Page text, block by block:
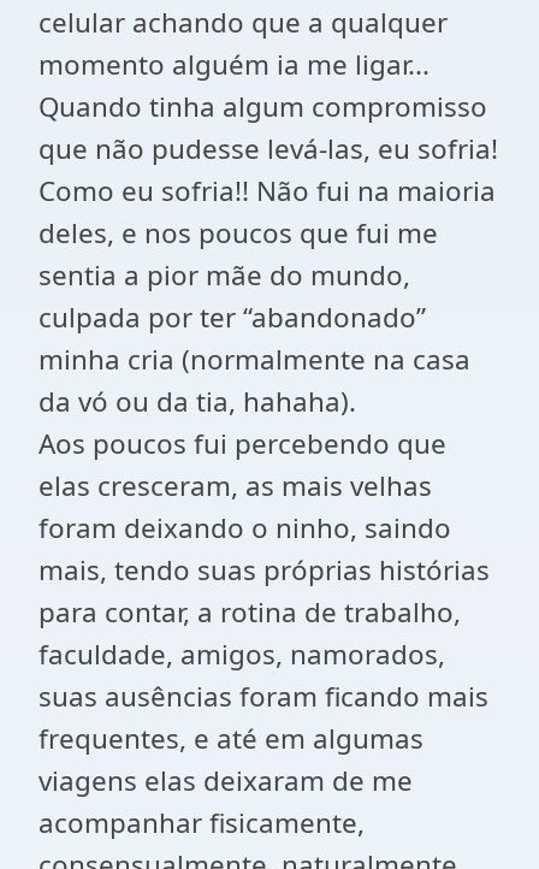
celular achando que a qualquer
momento alguém ia me ligar...
Quando tinha algum compromisso
que não pudesse levá-las, eu sofria!
Como eu sofria!! Não fui na maioria
deles, e nos poucos que fui me
sentia a pior mãe do mundo,
culpada por ter “abandonado”
minha cria (normalmente na casa
da vó ou da tia, hahaha).
Aos poucos fui percebendo que
elas cresceram, as mais velhas
foram deixando o ninho, saindo
mais, tendo suas próprias histórias
para contar, a rotina de trabalho,
faculdade, amigos, namorados,
suas ausências foram ficando mais
frequentes, e até em algumas
viagens elas deixaram de me
acompanhar fisicamente,